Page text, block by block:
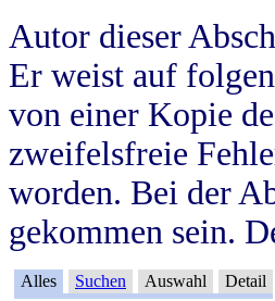
Autor dieser
Er weist auf
von einer Kopie
zweifelsfreie
worden. Bei der
gekommen sein.
Alles Suchen Auswahl Detail